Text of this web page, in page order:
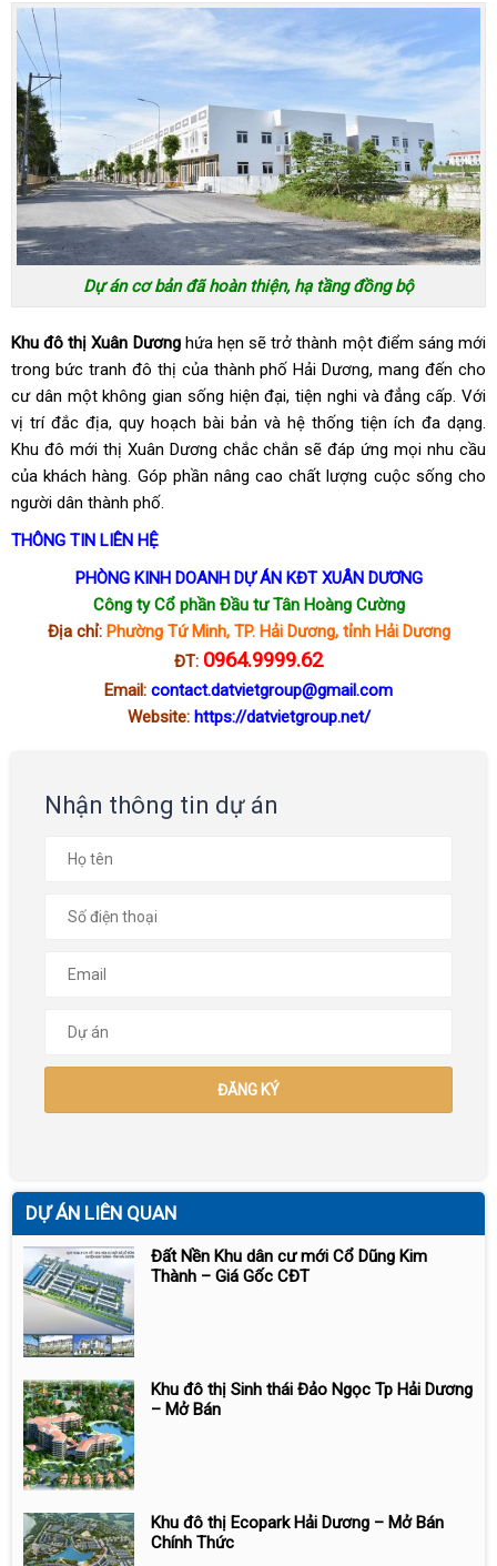
Dự án cơ bản đã hoàn thiện, hạ tầng đồng bộ
Khu đô thị Xuân Dươnghứa hẹn sẽ trở thành một điểm sáng mới
trong bức tranh đô thị của thành phố Hải Dương, mang đến cho
cư dân một không gian sống hiện đại, tiện nghi và đẳng cấp. Với
vị trí đắc địa, quy hoạch bài bản và hệ thống tiện ích đa dạng.
Khu đô mới thị Xuân Dương chắc chắn sẽ đáp ứng mọi nhu cầu
của khách hàng. Góp phần nâng cao chất lượng cuộc sống cho
người dân thành phố.
THÔNG TIN LIÊN HỆ
PHÒNG KINH DOANH DỰ ÁN KĐT XUÂN DƯƠNG
Công ty Cổ phần Đầu tư Tân Hoàng Cường
Địa chỉ:Phường Tứ Minh, TP. Hải Dương, tỉnh Hải Dương
ĐT: 0964.9999.62
Email: contact.datvietgroup@gmail.com
Website: https://datvietgroup.net/
Nhận thông tin dự án
DỰ ÁN LIÊN QUAN
Đất Nền Khu dân cư mới Cổ Dũng Kim
Thành – Giá Gốc CĐT
Khu đô thị Sinh thái Đảo Ngọc Tp Hải Dương
– Mở Bán
Khu đô thị Ecopark Hải Dương – Mở Bán
Chính Thức